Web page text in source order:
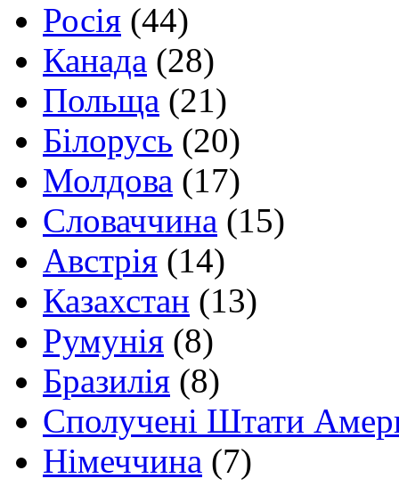
Росія (44)
Канада (28)
Польща (21)
Білорусь (20)
Молдова (17)
Словаччина (15)
Австрія (14)
Казахстан (13)
Румунія (8)
Бразилія (8)
Сполучені Штати
Німеччина (7)